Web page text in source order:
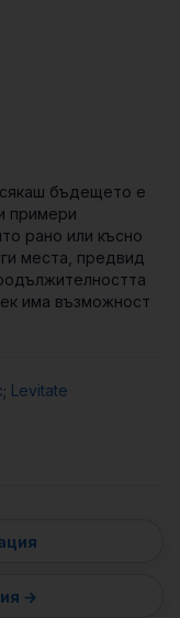
сякаш бъдещето е
примери
рано или късно
места, предвид
има възможност
; Levitate